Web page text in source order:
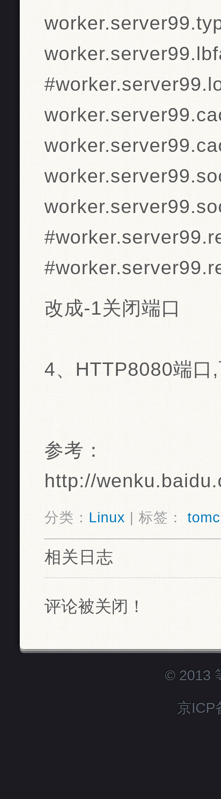
改成-1关闭端口
4、HTTP8080端口
参考：
http://
分类： Linux | 标签：
相关日志
评论被关闭！
© 2013
京ICP